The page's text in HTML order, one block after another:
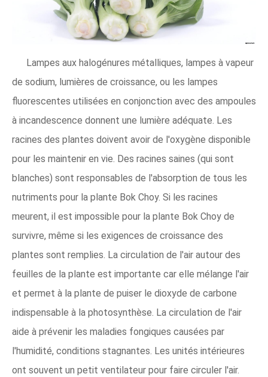
Lampes aux halogénures métalliques, lampes à vapeur
de sodium, lumières de croissance, ou les lampes
fluorescentes utilisées en conjonction avec des ampoules
à incandescence donnent une lumière adéquate. Les
racines des plantes doivent avoir de l'oxygène disponible
pour les maintenir en vie. Des racines saines (qui sont
blanches) sont responsables de l'absorption de tous les
nutriments pour la plante Bok Choy. Si les racines
meurent, il est impossible pour la plante Bok Choy de
survivre, même si les exigences de croissance des
plantes sont remplies. La circulation de l'air autour des
feuilles de la plante est importante car elle mélange l'air
et permet à la plante de puiser le dioxyde de carbone
indispensable à la photosynthèse. La circulation de l'air
aide à prévenir les maladies fongiques causées par
l'humidité, conditions stagnantes. Les unités intérieures
ont souvent un petit ventilateur pour faire circuler l'air.